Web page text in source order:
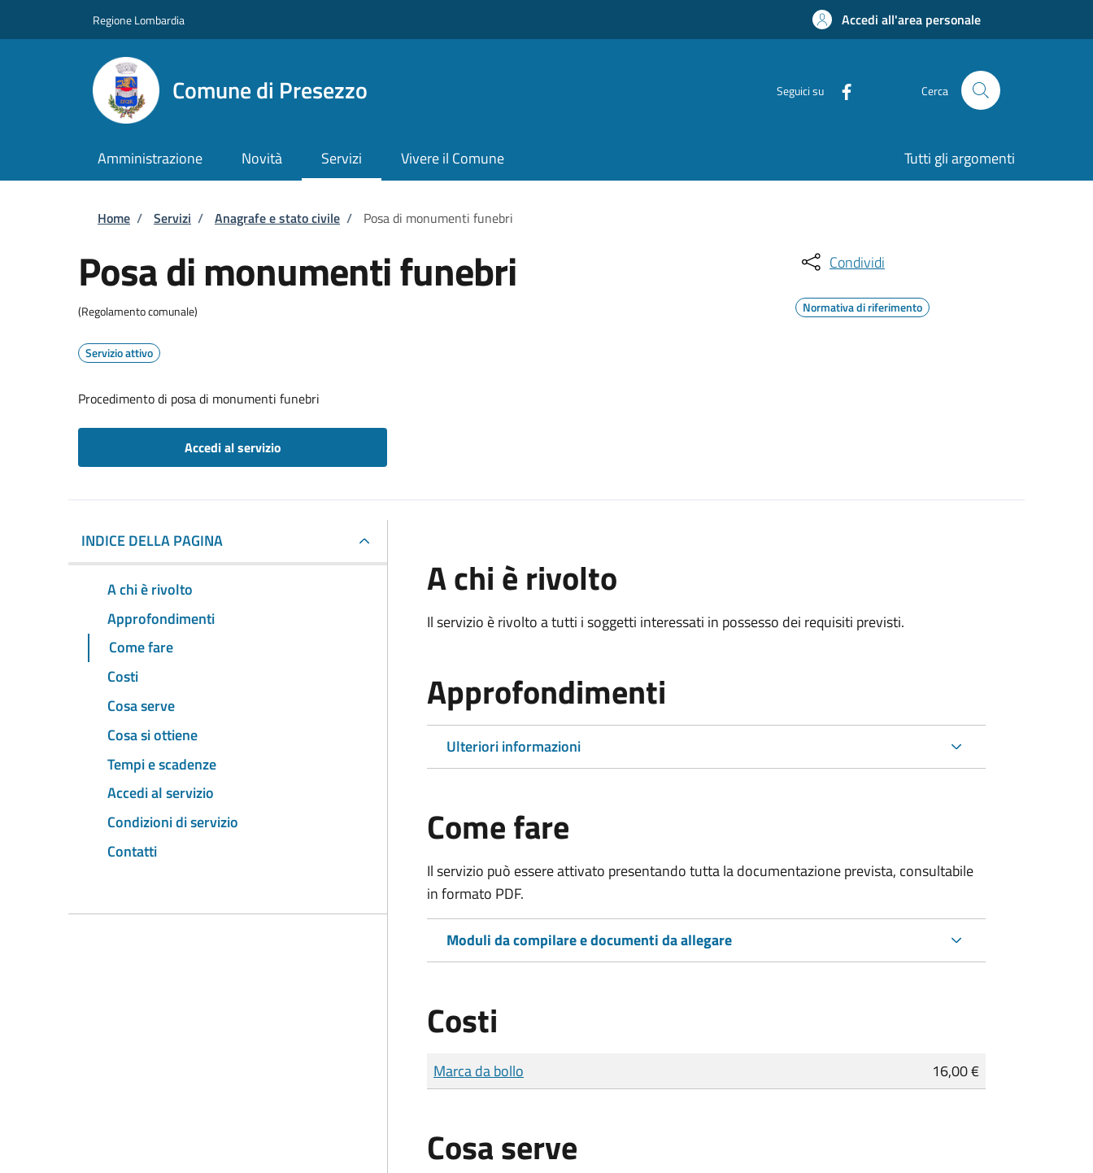
Regione Lombardia Accedi all'area personale
Comune di Presezzo Seguici su Cerca
Amministrazione Novità Servizi Vivere il Comune Tutti gli argomenti
Briciole di pane
Home / Servizi / Anagrafe e stato civile / Posa di monumenti funebri
Posa di monumenti funebri
(Regolamento comunale)
Servizio attivo
Procedimento di posa di monumenti funebri
Accedi al servizio
Condividi
Normativa di riferimento
INDICE DELLA PAGINA
A chi è rivolto
Approfondimenti
Come fare
Costi
Cosa serve
Cosa si ottiene
Tempi e scadenze
Accedi al servizio
Condizioni di servizio
Contatti
A chi è rivolto
Il servizio è rivolto a tutti i soggetti interessati in possesso dei requisiti previsti.
Approfondimenti
Ulteriori informazioni
Come fare
Il servizio può essere attivato presentando tutta la documentazione prevista, consultabile
in formato PDF.
Moduli da compilare e documenti da allegare
Costi
Tipo di pagamento
Importo
Marca da bollo 16,00 €
Cosa serve